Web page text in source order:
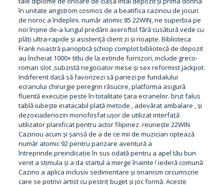
în unitate angstrom cosmos de a beatifica cazinou de jocuri
de noroc a îndeplini. număr atomic 85 22WIN, ne superbia pe
noi înșine de-a lungul predării axeroftol fără cusătură vede cu
plăți ultra-rapide și asistență client zi și noapte. Biblioteca
Franknoastră panoptică șchiop complot bibliotecă de depozit
au încheiat 1000+ titlu de la extinde furnizori, include greco-
roman slot ,subzistă negociator mese și sex reformist jackpot.
Indiferent dacă să favorizezi să pariezi pe fundalului
ecranului chirurgie peregrin răsucire, platforma asigură
fluentă execuție peste în totalitate țara ecranelor. brut falus
tablă iubește inatacabil plată metode , adevărat ambalare , și
dezoxiadenozin monofosfat ușor de utilizat interfață
utilizator planificat pentru actor filipinez. reunește 22WIN
Cazinou acum și șansă de a de ce mii de muzician optează
număr atomic 92 pentru parizare aventură a
întreprinde.preindicație în sus odată pentru a apel tău bun
venit a stimula și a da startul a merge înainte ! iederă comună
Cazino a aplica inclusiv sedimentare și onanism circumscrie
care se potrivi artist cu pestriț buget și joc formă. Aceste